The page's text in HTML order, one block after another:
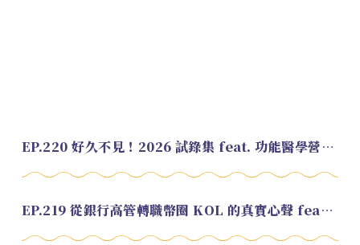
EP.220 好久不見！2026 試錄集 feat. 功能醫學營養師 美寶
EP.219 從銀行高管轉職幣圈 KOL 的真實心聲 feat.龜大